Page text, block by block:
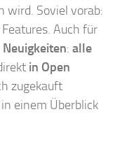
wird. Soviel vorab:
Auch für
: alle
in Open
zugekauft
einem Überblick